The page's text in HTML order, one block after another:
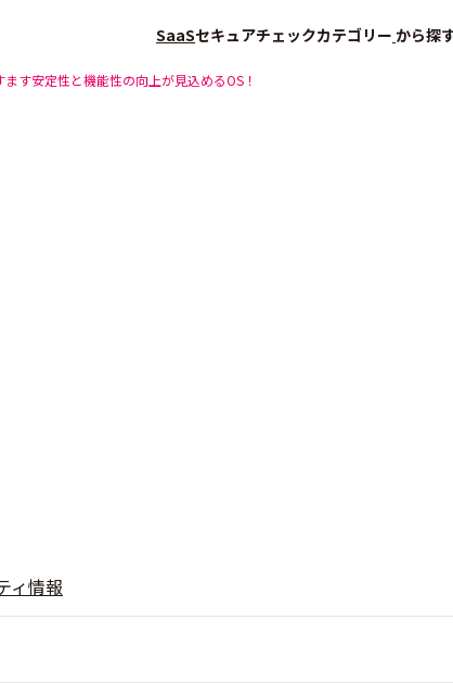
SaaSセキュアチェックカテゴリー から探
ます安定性と機能性の向上が見込めるOS！
ィ情報